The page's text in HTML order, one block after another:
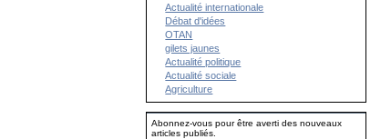
Actualité internationale
Débat d'idées
OTAN
gilets jaunes
Actualité politique
Actualité sociale
Agriculture
Abonnez-vous pour être averti des nouveaux
articles publiés.